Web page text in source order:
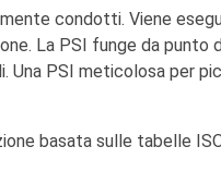
condotti. Viene
La PSI funge da
Una PSI meticolosa per
basata sulle tabelle